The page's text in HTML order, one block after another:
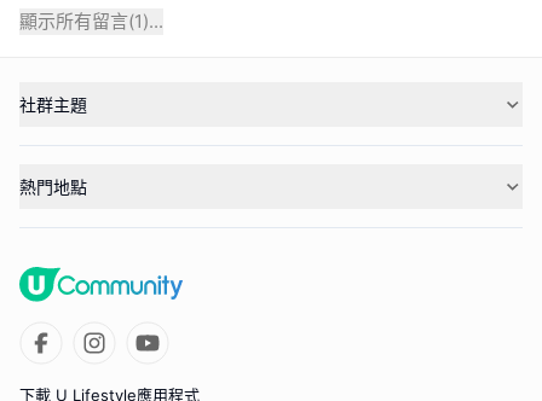
顯示所有留言(1)...
社群主題
熱門地點
下載 U Lifestyle應用程式